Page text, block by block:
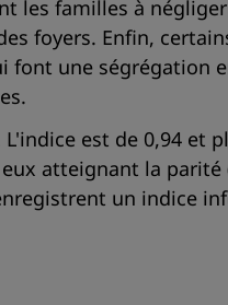
les familles à
foyers. Enfin,
une ségrégation
est de 0,94 et
atteignant la
un indice